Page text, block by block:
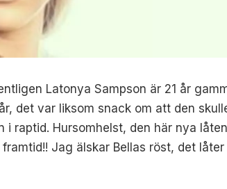
Latonya Sampson är 21 år
det var liksom snack om att den
i raptid. Hursomhelst, den här nya
Jag älskar Bellas röst, det